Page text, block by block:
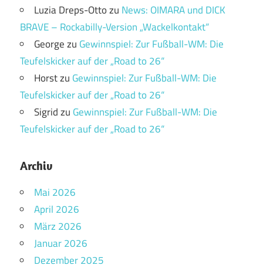
Luzia Dreps-Ottozu News: OIMARA und DICK
BRAVE – Rockabilly-Version „Wackelkontakt“
Georgezu Gewinnspiel: Zur Fußball-WM: Die
Teufelskicker auf der „Road to 26“
Horstzu Gewinnspiel: Zur Fußball-WM: Die
Teufelskicker auf der „Road to 26“
Sigridzu Gewinnspiel: Zur Fußball-WM: Die
Teufelskicker auf der „Road to 26“
Archiv
Mai 2026
April 2026
März 2026
Januar 2026
Dezember 2025